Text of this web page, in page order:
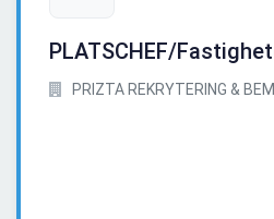
PLATSCHEF/
PRIZTA REKRYTERING &